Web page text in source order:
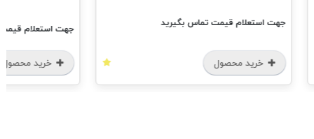
قیمت تماس بگیرید
جهت استعلام قیمت تماس بگیرید
خرید محصول